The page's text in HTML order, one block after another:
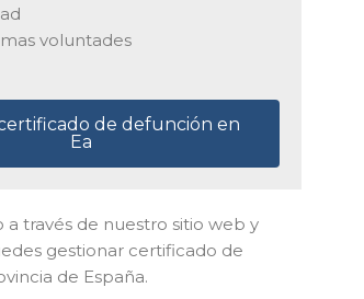
voluntades
de defunción en
Ea
través de nuestro sitio web y
gestionar certificado de
de España.